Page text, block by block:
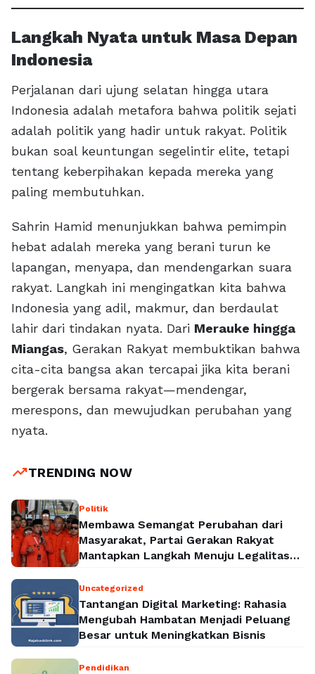
Langkah Nyata untuk Masa Depan
Indonesia
Perjalanan dari ujung selatan hingga utara
Indonesia adalah metafora bahwa politik sejati
adalah politik yang hadir untuk rakyat. Politik
bukan soal keuntungan segelintir elite, tetapi
tentang keberpihakan kepada mereka yang
paling membutuhkan.
Sahrin Hamid menunjukkan bahwa pemimpin
hebat adalah mereka yang berani turun ke
lapangan, menyapa, dan mendengarkan suara
rakyat. Langkah ini mengingatkan kita bahwa
Indonesia yang adil, makmur, dan berdaulat
lahir dari tindakan nyata. Dari Merauke hingga
Miangas, Gerakan Rakyat membuktikan bahwa
cita-cita bangsa akan tercapai jika kita berani
bergerak bersama rakyat—mendengar,
merespons, dan mewujudkan perubahan yang
nyata.
trending_upTRENDING NOW
Politik
Membawa Semangat Perubahan dari
Masyarakat, Partai Gerakan Rakyat
Mantapkan Langkah Menuju Legalitas
Uncategorized
Tantangan Digital Marketing: Rahasia
Mengubah Hambatan Menjadi Peluang
Besar untuk Meningkatkan Bisnis
Pendidikan